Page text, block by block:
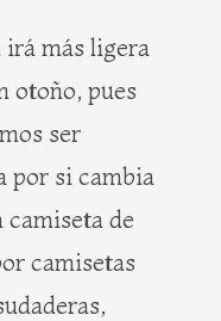
más ligera
otoño, pues
ser
por si cambia
camiseta de
camisetas